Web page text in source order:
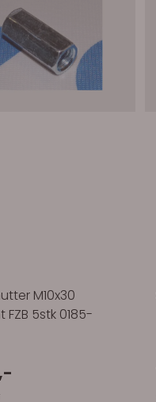
M10x30
FZB 5stk 0185-